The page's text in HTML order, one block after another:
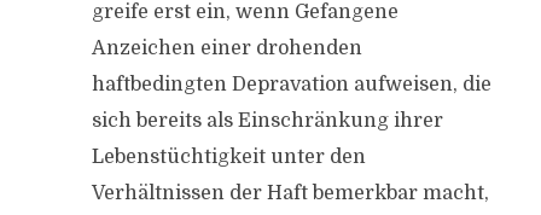
greife erst ein, wenn Gefangene
Anzeichen einer drohenden
haftbedingten Depravation aufweisen, die
sich bereits als Einschränkung ihrer
Lebenstüchtigkeit unter den
Verhältnissen der Haft bemerkbar macht,